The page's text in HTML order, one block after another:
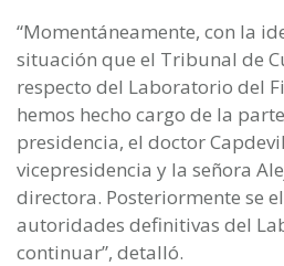
“Momentáneamente, con la
situación que el Tribunal de
respecto del Laboratorio del
hemos hecho cargo de la
presidencia, el doctor
vicepresidencia y la señora
directora. Posteriormente se
autoridades definitivas del
continuar”, detalló.